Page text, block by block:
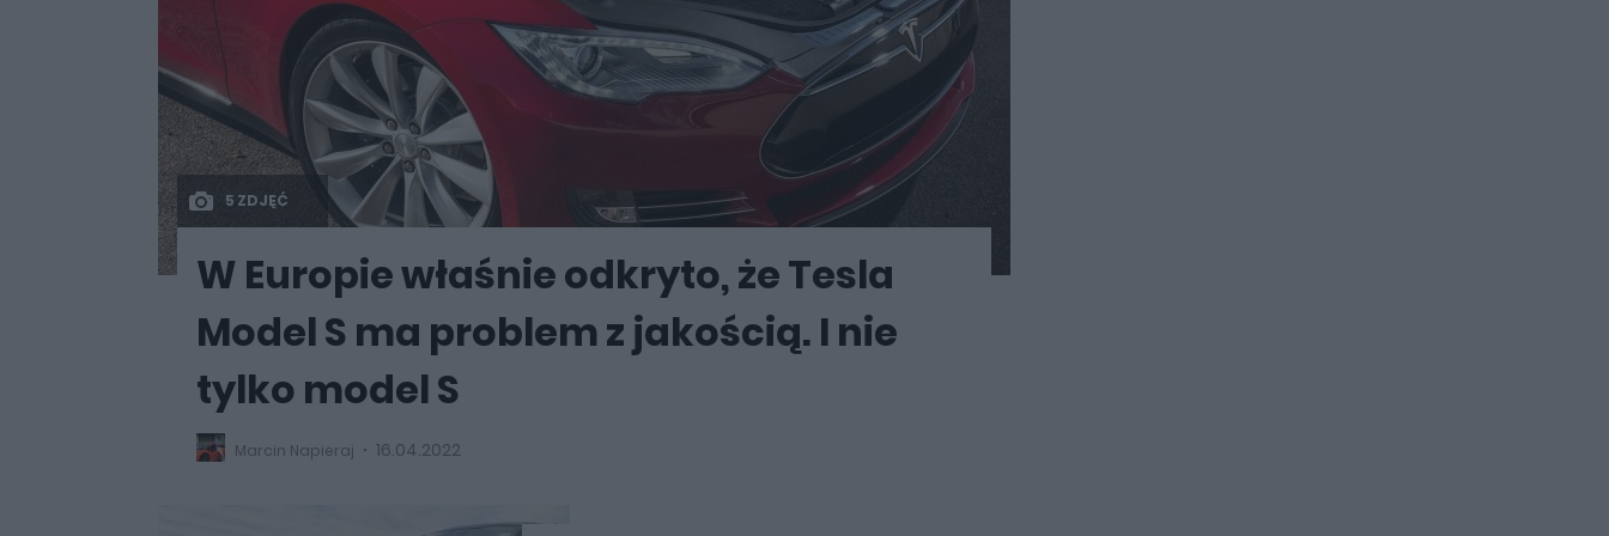
5 ZDJĘĆ
W Europie właśnie odkryto, że Tesla
Model S ma problem z jakością. I nie
tylko model S
Marcin Napieraj 16.04.2022